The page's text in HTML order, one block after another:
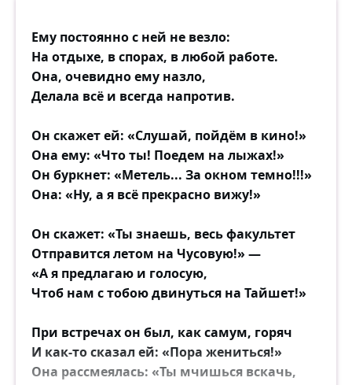
И хоть за любовь стояли,
Но вряд ли они понимали,
Что, может, такой и бывает истинная
любовь!
Они инженерами стали.
Шли годы без ссор и печали.
Но счастье — капризная штука, нестойка
порой, как дым.
Вернувшись домой с работы,
Жену он застал однажды целующейся с
другим.
Умер бы лучше, что ли!
С минуту в дверях стоял он, уставя в
пространство взгляд.
Ему постоянно с ней не везло:
На отдыхе, в спорах, в любой работе.
Она, очевидно ему назло,
Делала всё и всегда напротив.
Он скажет ей: «Слушай, пойдём в кино!»
Она ему: «Что ты! Поедем на лыжах!»
Он буркнет: «Метель... За окном темно!!!»
Она: «Ну, а я всё прекрасно вижу!»
Он скажет: «Ты знаешь, весь факультет
Отправится летом на Чусовую!» —
«А я предлагаю и голосую,
Чтоб нам с тобою двинуться на Тайшет!»
При встречах он был, как самум, горяч
И как-то сказал ей: «Пора жениться!»
Она рассмеялась: «Ты мчишься вскачь,